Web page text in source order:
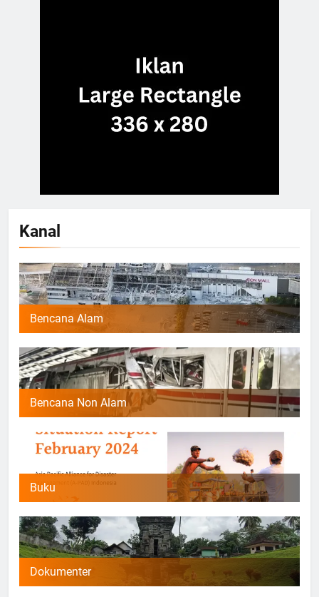
Kanal
Bencana Alam
Bencana Non Alam
Buku
Dokumenter